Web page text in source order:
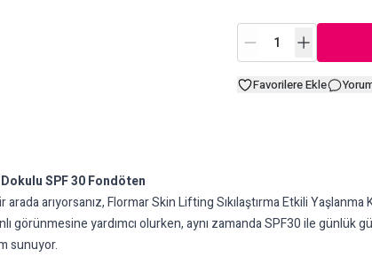
Favorilere Ekle
SPF 30 Fondöten
arada arıyorsanız, Flormar Skin Lifting Sıkılaştırma Etkili
görünmesine yardımcı olurken, aynı zamanda SPF30 ile günlük
sunuyor.